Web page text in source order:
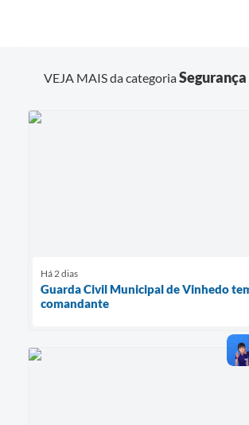
VEJA MAIS da categoria
Há 2 dias
Guarda Civil Municipal de Vinhedo
comandante